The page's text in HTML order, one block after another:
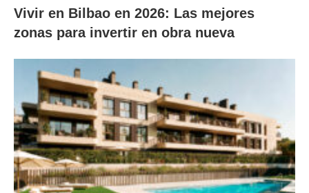
Vivir en Bilbao en 2026: Las mejores
zonas para invertir en obra nueva